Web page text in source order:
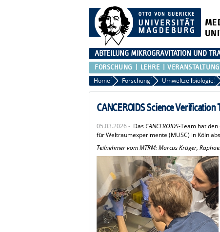
ABTEILUNG MIKROGRAVITATION UND
FORSCHUNG LEHRE
Home Forschung Umweltzellbiologie
CANCEROIDS Science Verification
05.03.2026 - DasCANCEROIDS-Team hat den
für Weltraumexperimente (MUSC) in Köln
Teilnehmer vom MTRM: Marcus Krüger,